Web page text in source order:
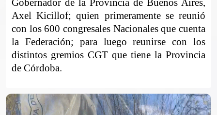
Axel Kicillof; quien primeramente se reunió
con los 600 congresales Nacionales que cuenta
la Federación; para luego reunirse con los
distintos gremios CGT que tiene la Provincia
de Córdoba.